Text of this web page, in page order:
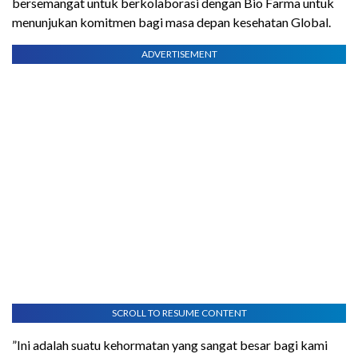
menunjukan komitmen bagi masa depan kesehatan Global.
ADVERTISEMENT
SCROLL TO RESUME CONTENT
”Ini adalah suatu kehormatan yang sangat besar bagi kami